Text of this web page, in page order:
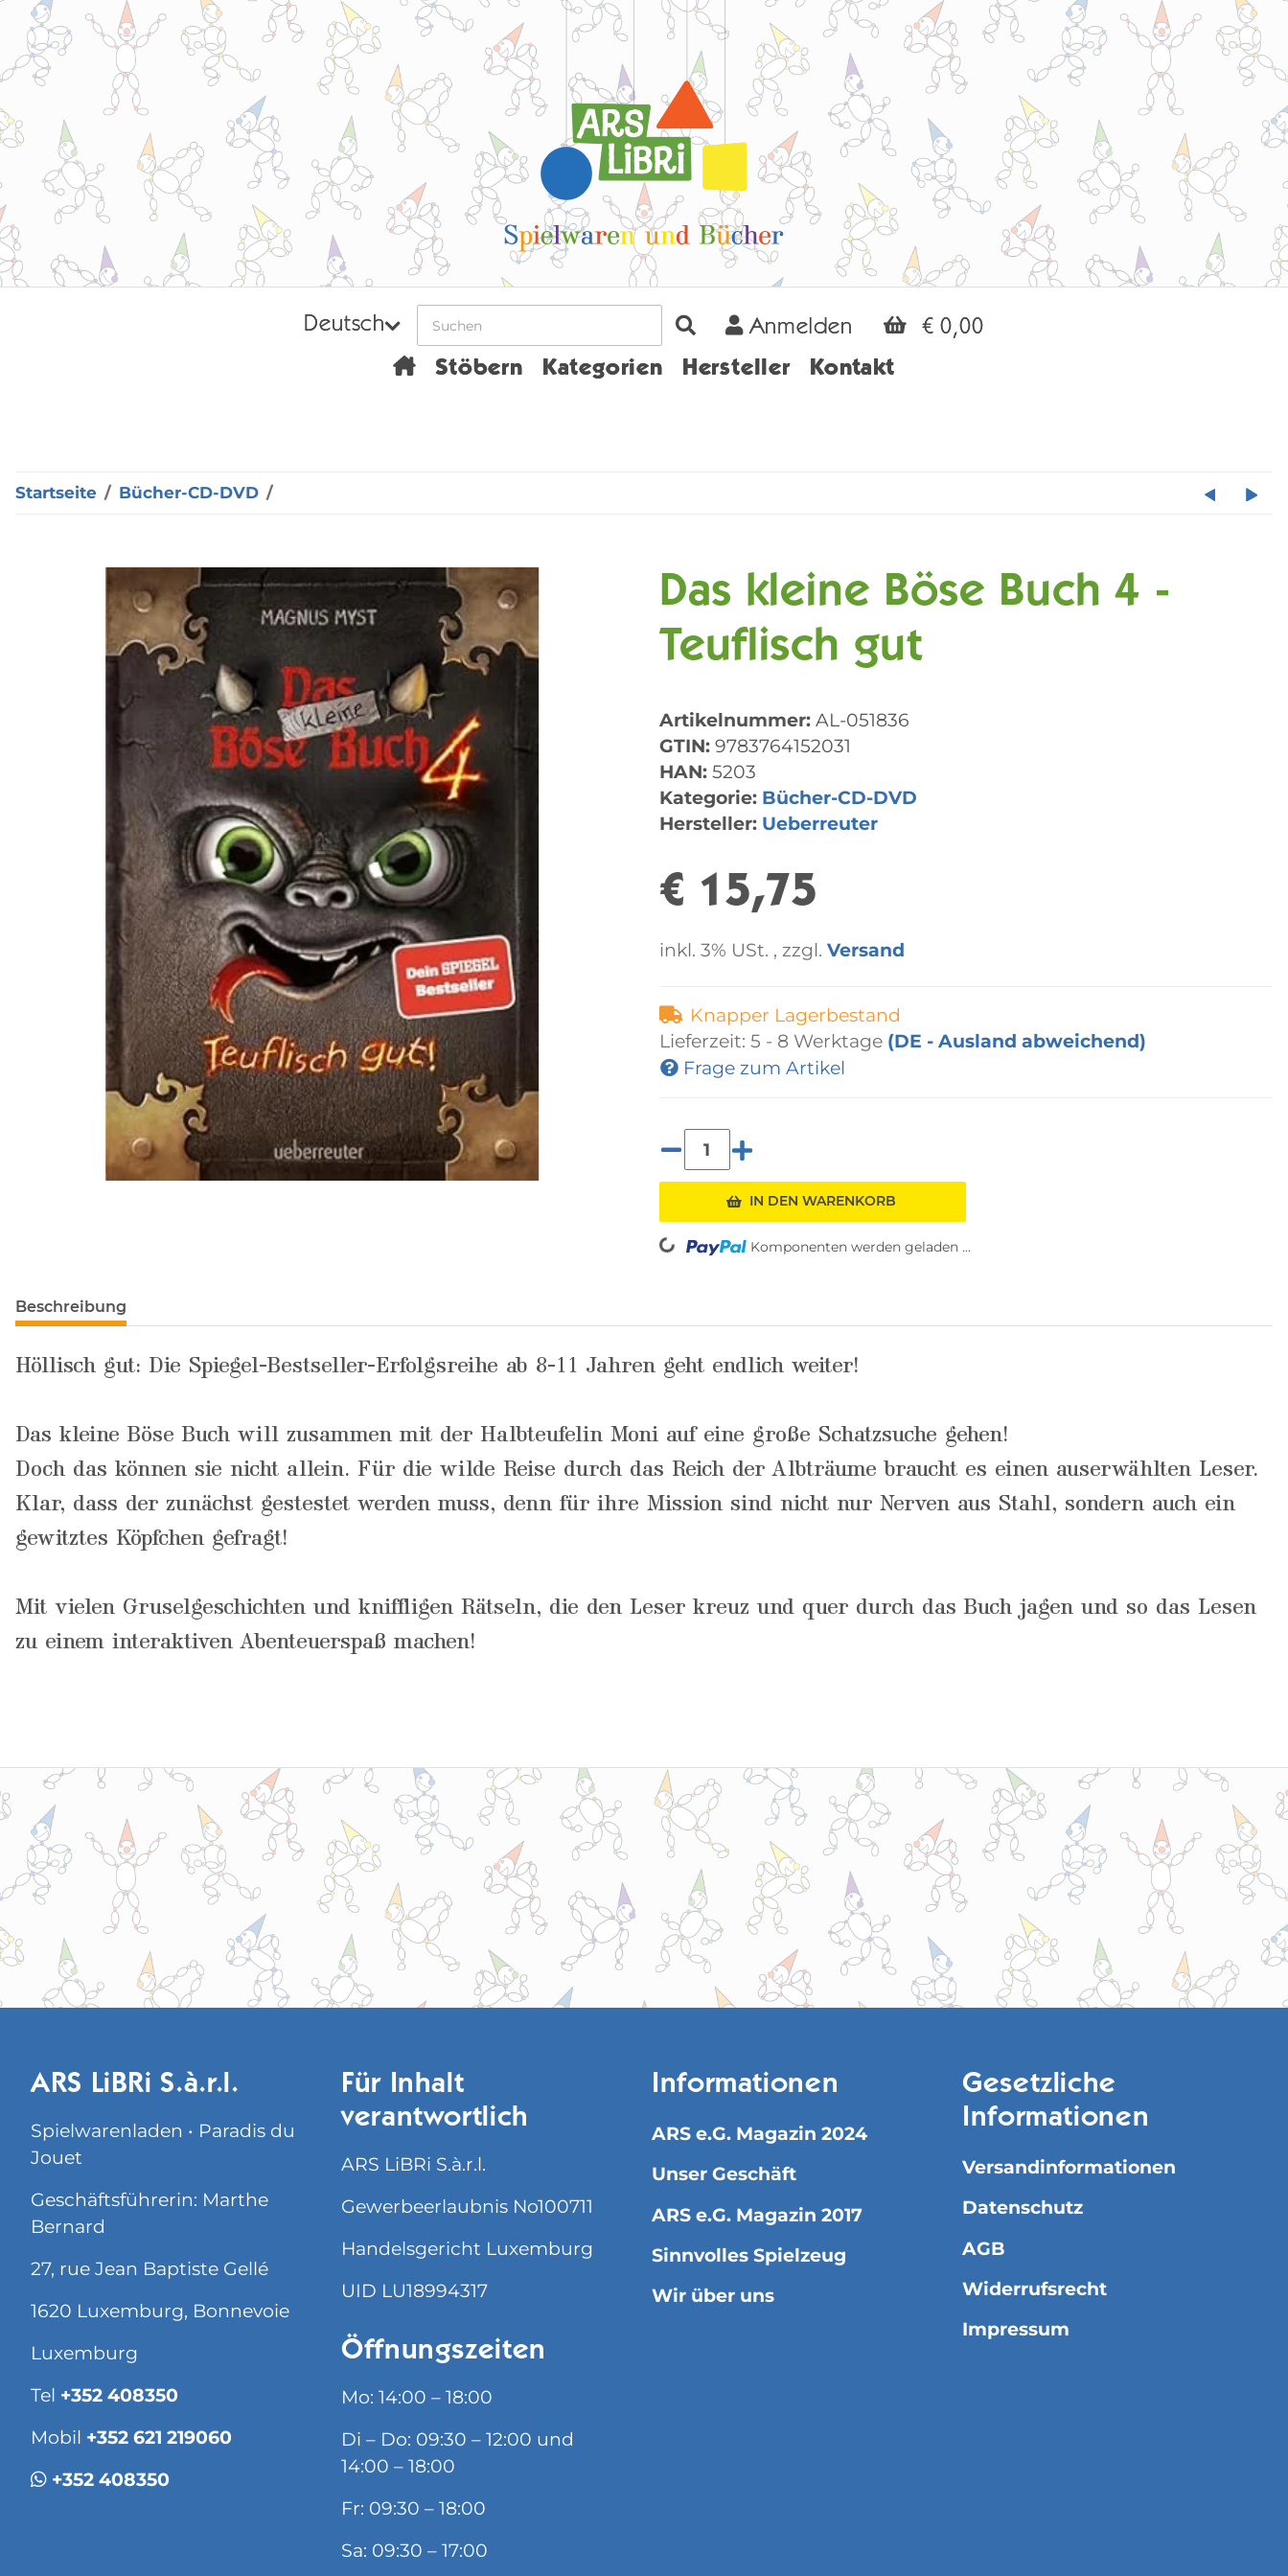
Deutsch
Home
Stöbern Kategorien Hersteller Kontakt
Anmelden € 0,00
Startseite Bücher-CD-DVD
Das kleine Böse Buch 4 -
Teuflisch gut
Artikelnummer: AL-051836
GTIN: 9783764152031
HAN: 5203
Kategorie: Bücher-CD-DVD
Hersteller: Ueberreuter
€ 15,75
inkl. 3% USt. , zzgl. Versand
Knapper Lagerbestand
Lieferzeit: 5 - 8 Werktage (DE - Ausland abweichend)
Frage zum Artikel
IN DEN WARENKORB
Loading... Komponenten werden geladen ...
Beschreibung
Höllisch gut: Die Spiegel-Bestseller-Erfolgsreihe ab 8-11 Jahren geht endlich weiter!
Das kleine Böse Buch will zusammen mit der Halbteufelin Moni auf eine große Schatzsuche gehen!
Doch das können sie nicht allein. Für die wilde Reise durch das Reich der Albträume braucht es einen auserwählten Leser.
Klar, dass der zunächst gestestet werden muss, denn für ihre Mission sind nicht nur Nerven aus Stahl, sondern auch ein
gewitztes Köpfchen gefragt!
Mit vielen Gruselgeschichten und kniffligen Rätseln, die den Leser kreuz und quer durch das Buch jagen und so das Lesen
zu einem interaktiven Abenteuerspaß machen!
ARS LiBRi S.à.r.l.
Spielwarenladen • Paradis du
Jouet
Geschäftsführerin: Marthe
Bernard
27, rue Jean Baptiste Gellé
1620 Luxemburg, Bonnevoie
Luxemburg
Tel +352 408350
Mobil +352 621 219060
+352 408350
Für Inhalt
verantwortlich
ARS LiBRi S.à.r.l.
Gewerbeerlaubnis No100711
Handelsgericht Luxemburg
UID LU18994317
Öffnungszeiten
Mo: 14:00 – 18:00
Di – Do: 09:30 – 12:00 und
14:00 – 18:00
Fr: 09:30 – 18:00
Sa: 09:30 – 17:00
Informationen
ARS e.G. Magazin 2024
Unser Geschäft
ARS e.G. Magazin 2017
Sinnvolles Spielzeug
Wir über uns
Gesetzliche
Informationen
Versandinformationen
Datenschutz
AGB
Widerrufsrecht
Impressum